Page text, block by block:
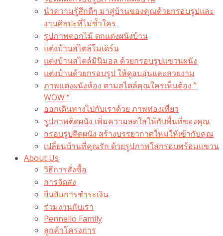
นำความรู้สึกดีๆ มาสู่บ้านของคุณด้วยกรอบรูปและ
งานศิลปะที่ไม่ซ้ำใคร
รูปภาพดอกไม้ ตกแต่งผนังบ้าน
แต่งบ้านสไตล์โมเดิร์น
แต่งบ้านสไตล์มินิมอล ด้วยกรอบรูปแขวนผนัง
แต่งบ้านด้วยกรอบรูป ให้ดูอบอุ่นและสวยงาม
ภาพแต่งผนังห้อง ตามสไตล์คุณใครเห็นต้อง ”
WOW “
ออกเดินทางไปกับเราด้วย ภาพท่องเที่ยว
รูปภาพติดผนัง เพิ่มความสดใสให้กับพื้นที่ของคุณ
กรอบรูปติดผนัง สร้างบรรยากาศใหม่ให้เข้ากับคุณ
เปลี่ยนบ้านที่คุณรัก ด้วยรูปภาพใส่กรอบพร้อมแขวน​
About Us
วิธีการสั่งซื้อ
การจัดส่ง
ยืนยันการชำระเงิน
ร่วมงานกับเรา
Pennello Family
ลูกค้าโครงการ